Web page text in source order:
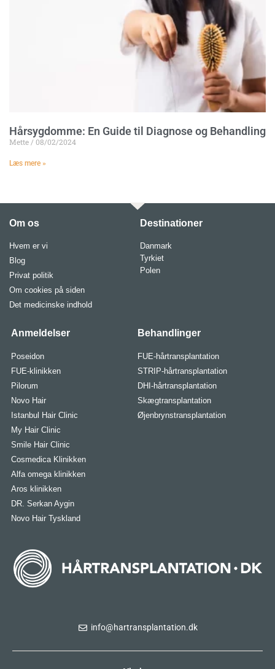
Hårsygdomme: En Guide til Diagnose og Behandling
Mette 08/02/2024
Læs mere »
Om os
Hvem er vi
Blog
Privat politik
Om cookies på siden
Det medicinske indhold
Destinationer
Danmark
Tyrkiet
Polen
Anmeldelser
Poseidon
FUE-klinikken
Pilorum
Novo Hair
Istanbul Hair Clinic
My Hair Clinic
Smile Hair Clinic
Cosmedica Klinikken
Alfa omega klinikken
Aros klinikken
DR. Serkan Aygin
Novo Hair Tyskland
Behandlinger
FUE-hårtransplantation
STRIP-hårtransplantation
DHI-hårtransplantation
Skægtransplantation
Øjenbrynstransplantation
info@hartransplantation.dk